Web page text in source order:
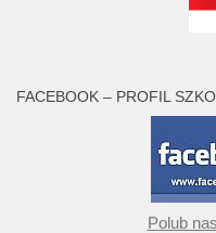
FACEBOOK – PROFIL
Polub